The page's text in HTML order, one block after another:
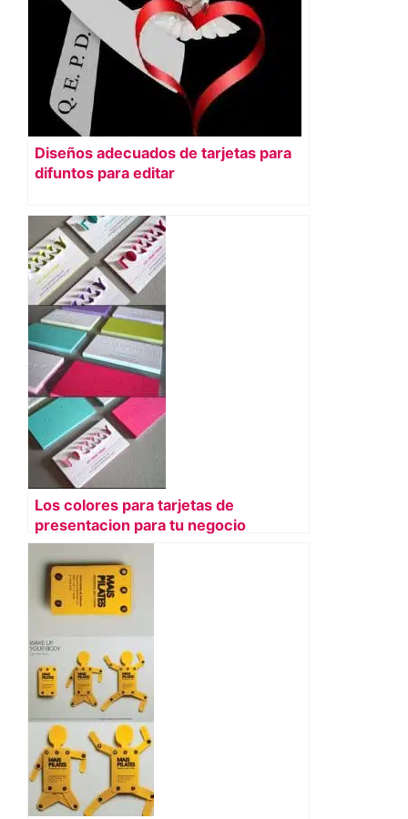
Diseños adecuados de tarjetas para
difuntos para editar
Los colores para tarjetas de
presentacion para tu negocio